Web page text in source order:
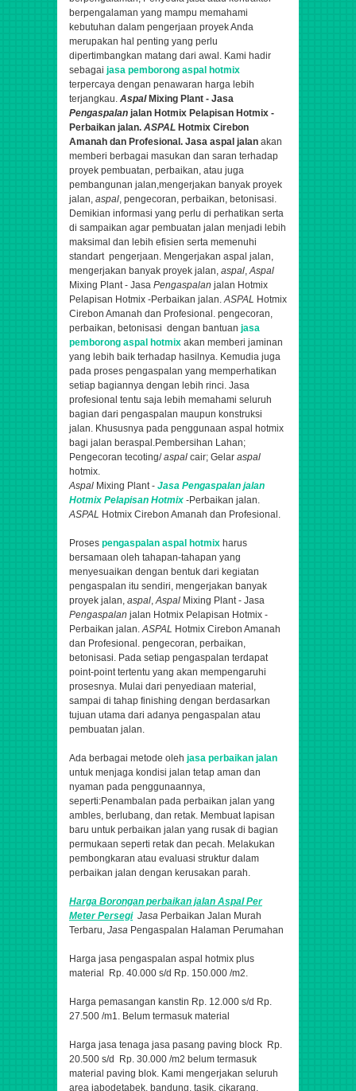
berpengalaman yang mampu memahami
kebutuhan dalam pengerjaan proyek Anda
merupakan hal penting yang perlu
dipertimbangkan matang dari awal. Kami hadir
sebagai jasa pemborong aspal hotmix
terpercaya dengan penawaran harga lebih
terjangkau. AspalMixing Plant - Jasa
Pengaspalan jalan Hotmix Pelapisan Hotmix -
Perbaikan jalan. ASPAL Hotmix Cirebon
Amanah dan Profesional. Jasa aspal jalan akan
memberi berbagai masukan dan saran terhadap
proyek pembuatan, perbaikan, atau juga
pembangunan jalan,mengerjakan banyak proyek
jalan, aspal, pengecoran, perbaikan, betonisasi.
Demikian informasi yang perlu di perhatikan serta
di sampaikan agar pembuatan jalan menjadi lebih
maksimal dan lebih efisien serta memenuhi
standart pengerjaan. Mengerjakan aspal jalan,
mengerjakan banyak proyek jalan, aspal,Aspal
Mixing Plant - Jasa Pengaspalan jalan Hotmix
Pelapisan Hotmix -Perbaikan jalan.ASPAL Hotmix
Cirebon Amanah dan Profesional. pengecoran,
perbaikan, betonisasi dengan bantuan jasa
pemborong aspal hotmix akan memberi jaminan
yang lebih baik terhadap hasilnya. Kemudia juga
pada proses pengaspalan yang memperhatikan
setiap bagiannya dengan lebih rinci. Jasa
profesional tentu saja lebih memahami seluruh
bagian dari pengaspalan maupun konstruksi
jalan. Khususnya pada penggunaan aspal hotmix
bagi jalan beraspal.Pembersihan Lahan;
Pengecoran tecoting/aspal cair; Gelar aspal
hotmix.
Aspal Mixing Plant - Jasa Pengaspalan jalan
Hotmix Pelapisan Hotmix -Perbaikan jalan.
ASPAL Hotmix Cirebon Amanah dan Profesional.
Proses pengaspalan aspal hotmix harus
bersamaan oleh tahapan-tahapan yang
menyesuaikan dengan bentuk dari kegiatan
pengaspalan itu sendiri, mengerjakan banyak
proyek jalan, aspal,Aspal Mixing Plant - Jasa
Pengaspalan jalan Hotmix Pelapisan Hotmix -
Perbaikan jalan.ASPAL Hotmix Cirebon Amanah
dan Profesional. pengecoran, perbaikan,
betonisasi. Pada setiap pengaspalan terdapat
point-point tertentu yang akan mempengaruhi
prosesnya. Mulai dari penyediaan material,
sampai di tahap finishing dengan berdasarkan
tujuan utama dari adanya pengaspalan atau
pembuatan jalan.
Ada berbagai metode oleh jasa perbaikan jalan
untuk menjaga kondisi jalan tetap aman dan
nyaman pada penggunaannya,
seperti:Penambalan pada perbaikan jalan yang
ambles, berlubang, dan retak. Membuat lapisan
baru untuk perbaikan jalan yang rusak di bagian
permukaan seperti retak dan pecah. Melakukan
pembongkaran atau evaluasi struktur dalam
perbaikan jalan dengan kerusakan parah.
Harga Borongan perbaikan jalan AspalPer
Meter Persegi Jasa Perbaikan Jalan Murah
Terbaru, Jasa Pengaspalan Halaman Perumahan
Harga jasa pengaspalan aspal hotmix plus
material Rp. 40.000 s/d Rp. 150.000 /m2.
Harga pemasangan kanstin Rp. 12.000 s/d Rp.
27.500 /m1. Belum termasuk material
Harga jasa tenaga jasa pasang paving block Rp.
20.500 s/d Rp. 30.000 /m2 belum termasuk
material paving blok. Kami mengerjakan seluruh
area jabodetabek, bandung, tasik, cikarang,